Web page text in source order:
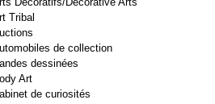
Tribal
de collection
dessinées
Art
de curiosités